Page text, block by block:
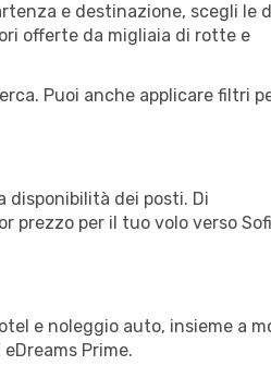
e destinazione, scegli le
offerte da migliaia di rotte e
Puoi anche applicare filtri
disponibilità dei posti. Di
prezzo per il tuo volo verso
e noleggio auto, insieme a
Prime.